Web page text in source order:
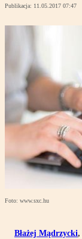
Publikacja: 11.05.2017 07:47
Foto: www.sxc.hu
Błażej Mądrzycki,